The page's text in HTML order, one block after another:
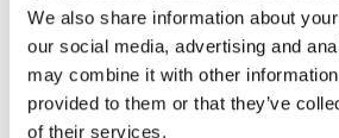
We also share information about
our social media, advertising and
may combine it with other
provided to them or that they’ve
of their services.
A
The Knitwit Stable
Breigoed